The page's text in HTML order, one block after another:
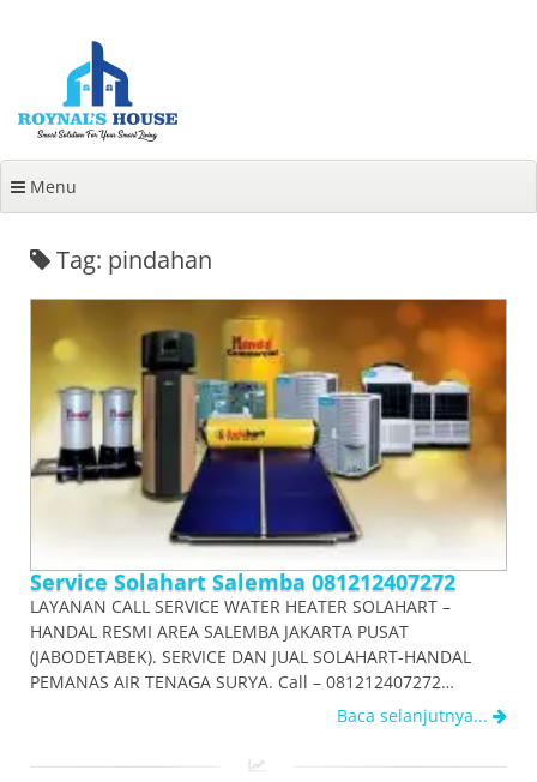
Menu
Tag: pindahan
Service Solahart Salemba 081212407272
LAYANAN CALL SERVICE WATER HEATER SOLAHART –
HANDAL RESMI AREA SALEMBA JAKARTA PUSAT
(JABODETABEK). SERVICE DAN JUAL SOLAHART-HANDAL
PEMANAS AIR TENAGA SURYA. Call – 081212407272…
Baca selanjutnya...